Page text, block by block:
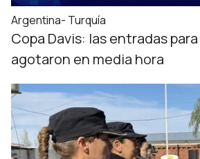
Argentina- Turquía
Copa Davis: las entradas
agotaron en media hora